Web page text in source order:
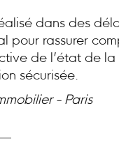
dans des
pour rassurer
de l’état de
sécurisée.
- Paris